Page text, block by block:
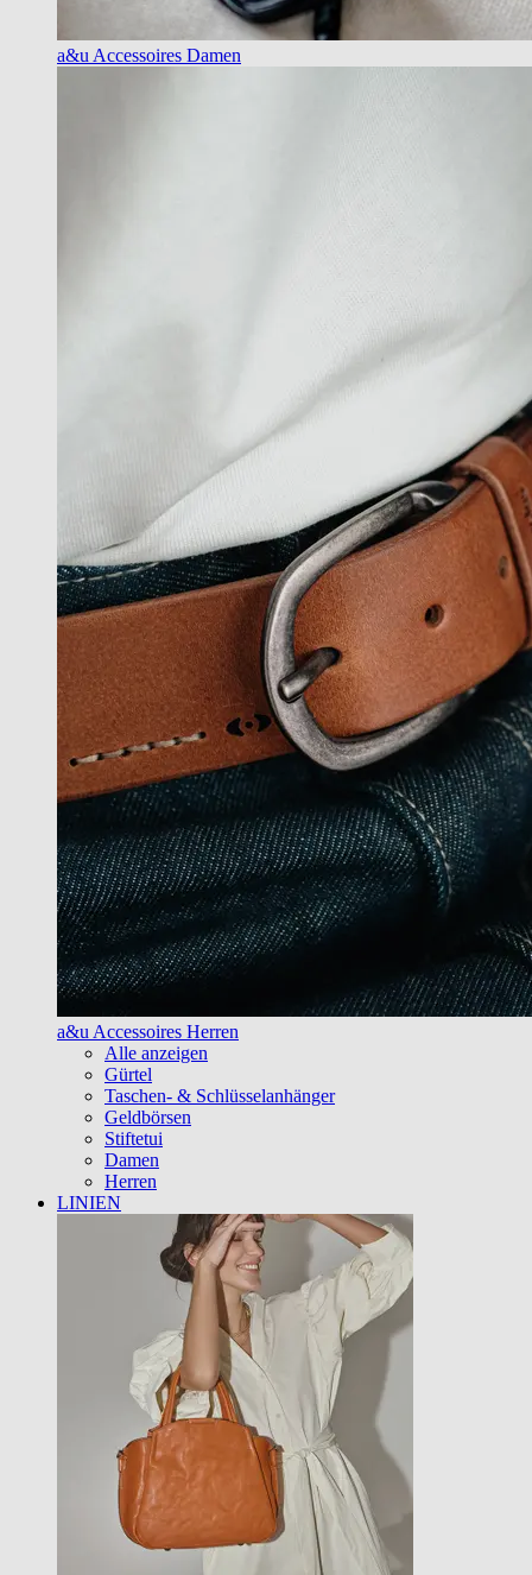
a&u Accessoires Damen
a&u Accessoires Herren
Alle anzeigen
Gürtel
Taschen- & Schlüsselanhänger
Geldbörsen
Stiftetui
Damen
Herren
LINIEN